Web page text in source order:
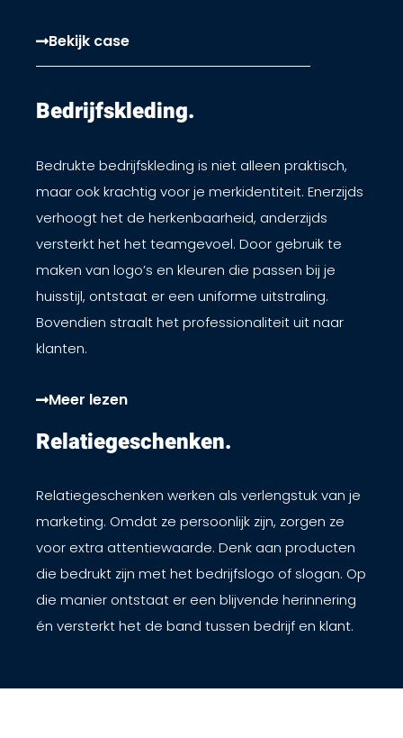
Bekijk case
Bedrijfskleding.​
Bedrukte bedrijfskleding is niet alleen praktisch,
maar ook krachtig voor je merkidentiteit. Enerzijds
verhoogt het de herkenbaarheid, anderzijds
versterkt het het teamgevoel. Door gebruik te
maken van logo’s en kleuren die passen bij je
huisstijl, ontstaat er een uniforme uitstraling.
Bovendien straalt het professionaliteit uit naar
klanten.
Meer lezen
Relatiegeschenken. ​
Relatiegeschenken werken als verlengstuk van je
marketing. Omdat ze persoonlijk zijn, zorgen ze
voor extra attentiewaarde. Denk aan producten
die bedrukt zijn met het bedrijfslogo of slogan. Op
die manier ontstaat er een blijvende herinnering
én versterkt het de band tussen bedrijf en klant.